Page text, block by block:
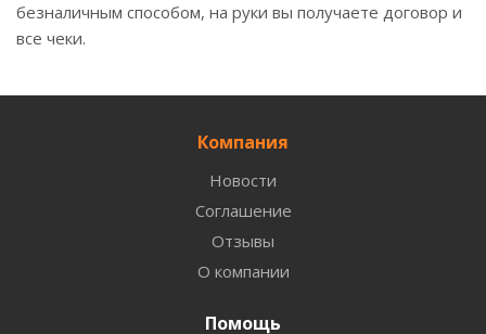
безналичным способом, на руки вы получаете договор и
все чеки.
Компания
Новости
Соглашение
Отзывы
О компании
Помощь